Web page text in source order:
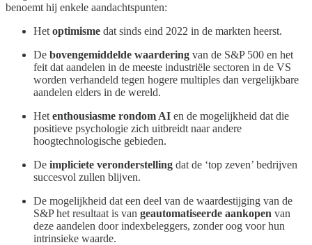
benoemt hij enkele aandachtspunten:
Het optimisme dat sinds eind 2022 in de markten heerst.
De bovengemiddelde waardering van de S&P 500 en het
feit dat aandelen in de meeste industriële sectoren in de VS
worden verhandeld tegen hogere multiples dan vergelijkbare
aandelen elders in de wereld.
Het enthousiasme rondom AI en de mogelijkheid dat die
positieve psychologie zich uitbreidt naar andere
hoogtechnologische gebieden.
De impliciete veronderstelling dat de ‘top zeven’ bedrijven
succesvol zullen blijven.
De mogelijkheid dat een deel van de waardestijging van de
S&P het resultaat is van geautomatiseerde aankopen van
deze aandelen door indexbeleggers, zonder oog voor hun
intrinsieke waarde.